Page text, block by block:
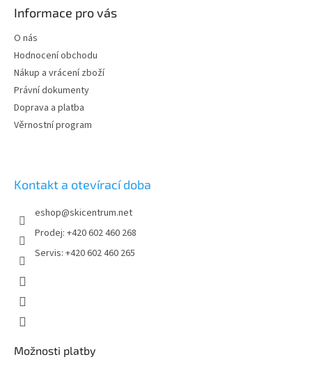
Informace pro vás
O nás
Hodnocení obchodu
Nákup a vrácení zboží
Právní dokumenty
Doprava a platba
Věrnostní program
Kontakt a otevírací doba
eshop@skicentrum.net
Prodej: +420 602 460 268
Servis: +420 602 460 265
Možnosti platby